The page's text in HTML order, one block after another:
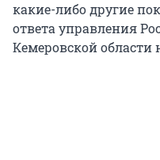
какие-либо другие
ответа управления
Кемеровской области